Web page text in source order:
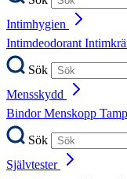
Intimhygien
Intimdeodorant
Sök
Mensskydd
BindorMenskopp
Sök
Självtester